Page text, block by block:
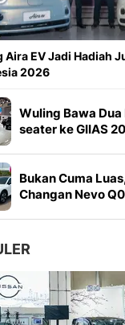
Aira EV Jadi Hadiah
2026
Wuling Bawa Dua
seater ke GIIAS
Bukan Cuma
Changan Nevo